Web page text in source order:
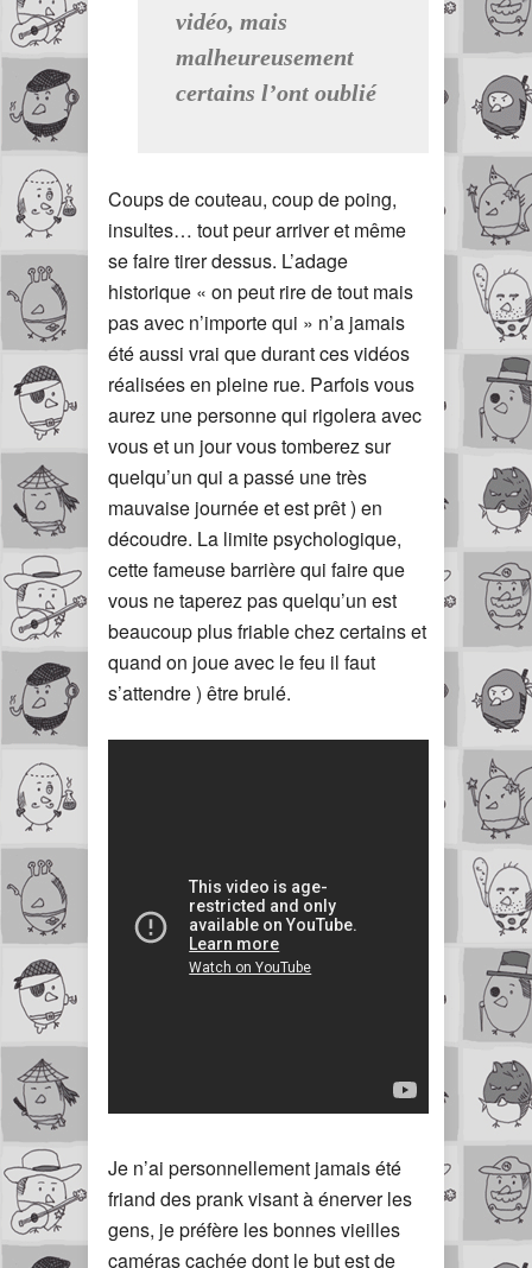
vidéo, mais
malheureusement
certains l’ont oublié
Coups de couteau, coup de poing,
insultes… tout peur arriver et même
se faire tirer dessus. L’adage
historique « on peut rire de tout mais
pas avec n’importe qui » n’a jamais
été aussi vrai que durant ces vidéos
réalisées en pleine rue. Parfois vous
aurez une personne qui rigolera avec
vous et un jour vous tomberez sur
quelqu’un qui a passé une très
mauvaise journée et est prêt ) en
découdre. La limite psychologique,
cette fameuse barrière qui faire que
vous ne taperez pas quelqu’un est
beaucoup plus friable chez certains et
quand on joue avec le feu il faut
s’attendre ) être brulé.
Je n’ai personnellement jamais été
friand des prank visant à énerver les
gens, je préfère les bonnes vieilles
caméras cachée dont le but est de